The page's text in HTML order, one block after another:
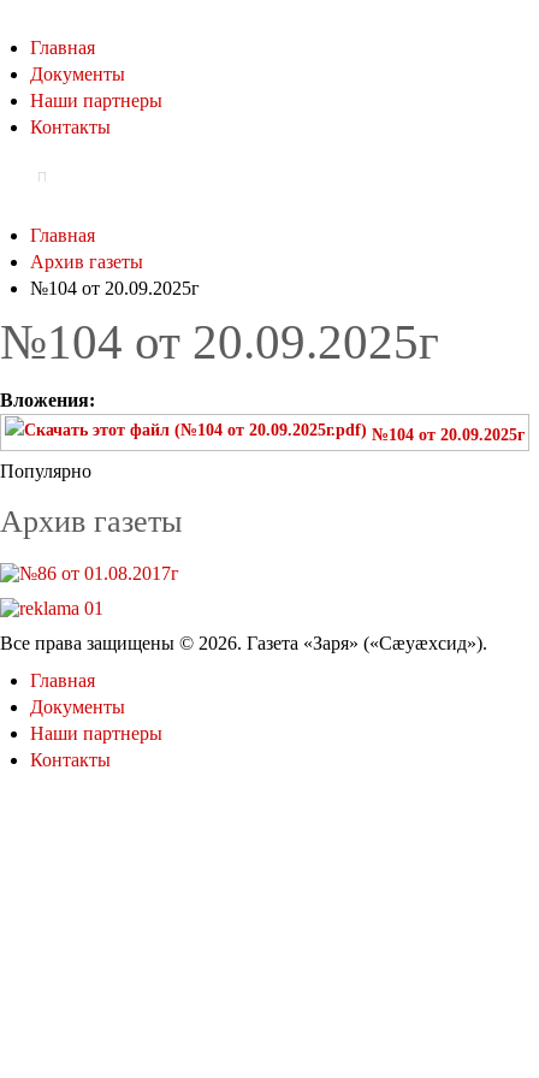
Главная
Документы
Наши партнеры
Контакты
Главная
Архив газеты
№104 от 20.09.2025г
№104 от 20.09.2025г
Вложения:
№104 от 20.09.2025г
Популярно
Архив газеты
Все права защищены © 2026. Газета «Заря» («Cæуæхсид»).
Главная
Документы
Наши партнеры
Контакты